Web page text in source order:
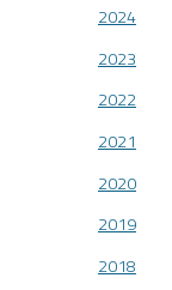
2024
2023
2022
2021
2020
2019
2018